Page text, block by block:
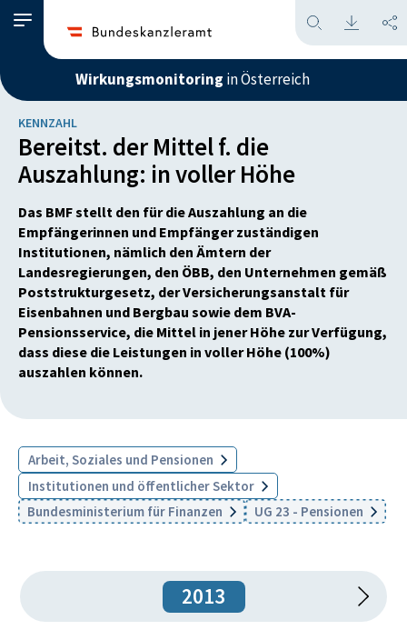
Wirkungsmonitoring in Österreich
KENNZAHL
Bereitst. der Mittel f. die
Auszahlung: in voller Höhe
Das BMF stellt den für die Auszahlung an die
Empfängerinnen und Empfänger zuständigen
Institutionen, nämlich den Ämtern der
Landesregierungen, den ÖBB, den Unternehmen gemäß
Poststrukturgesetz, der Versicherungsanstalt für
Eisenbahnen und Bergbau sowie dem BVA-
Pensionsservice, die Mittel in jener Höhe zur Verfügung,
dass diese die Leistungen in voller Höhe (100%)
auszahlen können.
Arbeit, Soziales und Pensionen
Institutionen und öffentlicher Sektor
Bundesministerium für Finanzen
UG 23 - Pensionen
2013